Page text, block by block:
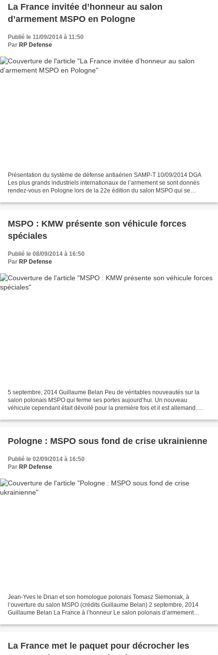
La France invitée d’honneur au salon
d’armement MSPO en Pologne
Publié le 11/09/2014 à 11:50
Par RP Defense
Présentation du système de défense antiaérien SAMP-T 10/09/2014 DGA
Les plus grands industriels internationaux de l’armement se sont donnés
rendez-vous en Pologne lors de la 22e édition du salon MSPO qui se
MSPO : KMW présente son véhicule forces
spéciales
Publié le 08/09/2014 à 16:50
Par RP Defense
5 septembre, 2014 Guillaume Belan Peu de véritables nouveautés sur la
salon polonais MSPO qui ferme ses portes aujourd’hui. Un nouveau
véhicule cependant était dévoilé pour la première fois et il est allemand.
Pologne : MSPO sous fond de crise ukrainienne
Publié le 02/09/2014 à 16:50
Par RP Defense
Jean-Yves le Drian et son homologue polonais Tomasz Siemoniak, à
l’ouverture du salon MSPO (crédits Guillaume Belan) 2 septembre, 2014
Guillaume Belan La France à l’honneur Le salon polonais d’armement
La France met le paquet pour décrocher les